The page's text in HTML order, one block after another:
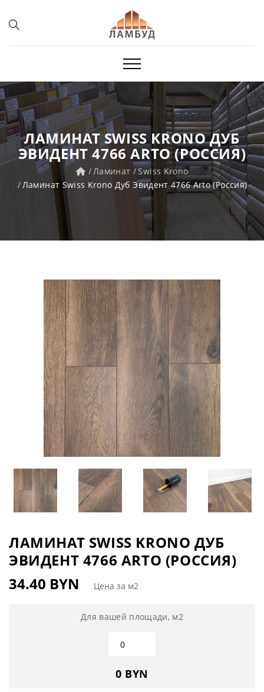
ЛАМИНАТ SWISS KRONO ДУБ
ЭВИДЕНТ 4766 ARTO (РОССИЯ)
Ламинат
Swiss Krono
Ламинат Swiss Krono Дуб Эвидент 4766 Arto (Россия)
ЛАМИНАТ SWISS KRONO ДУБ
ЭВИДЕНТ 4766 ARTO (РОССИЯ)
34.40 BYN
Цена за м2
Для вашей площади, м2
0 BYN